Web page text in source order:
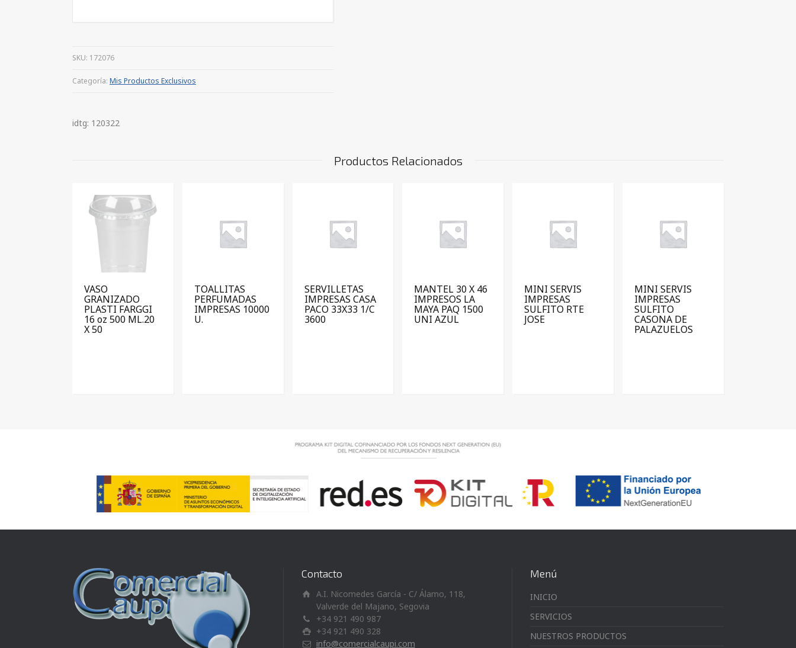
SKU: 172076
Categoría: Mis Productos Exclusivos
idtg: 120322
Productos Relacionados
VASO
GRANIZADO
PLASTI FARGGI
16 oz 500 ML.20
X 50
TOALLITAS
PERFUMADAS
IMPRESAS 10000
U.
SERVILLETAS
IMPRESAS CASA
PACO 33X33 1/C
3600
MANTEL 30 X 46
IMPRESOS LA
MAYA PAQ 1500
UNI AZUL
MINI SERVIS
IMPRESAS
SULFITO RTE
JOSE
MINI SERVIS
IMPRESAS
SULFITO
CASONA DE
PALAZUELOS
Contacto
A.I. Nicomedes García - C/ Álamo, 118,
Valverde del Majano, Segovia
+34 921 490 987
+34 921 490 328
info@comercialcaupi.com
Menú
INICIO
SERVICIOS
NUESTROS PRODUCTOS